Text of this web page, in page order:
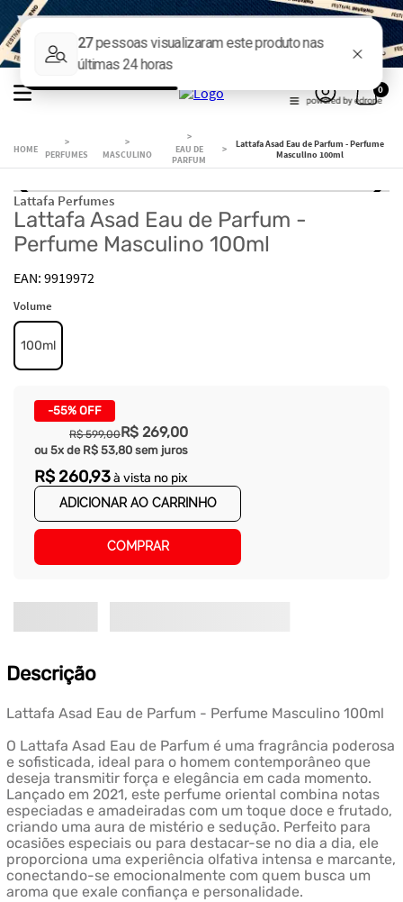
0
PERFUMES MASCULINO
EAU DE
PARFUM
Lattafa Asad Eau de Parfum - Perfume
Masculino 100ml
Lattafa Perfumes
Lattafa Asad Eau de Parfum -
Perfume Masculino 100ml
9919972
Volume
100ml
-55% OFF
R$ 269,00
R$ 599,00
ou 5x de R$ 53,80 sem juros
R$ 260,93à vista no pix
ADICIONAR AO CARRINHO
COMPRAR
Descrição
Lattafa Asad Eau de Parfum - Perfume Masculino 100ml
O Lattafa Asad Eau de Parfum é uma fragrância poderosa
e sofisticada, ideal para o homem contemporâneo que
deseja transmitir força e elegância em cada momento.
Lançado em 2021, este perfume oriental combina notas
especiadas e amadeiradas com um toque doce e frutado,
criando uma aura de mistério e sedução. Perfeito para
ocasiões especiais ou para destacar-se no dia a dia, ele
proporciona uma experiência olfativa intensa e marcante,
conectando-se emocionalmente com quem busca um
aroma que exale confiança e personalidade.